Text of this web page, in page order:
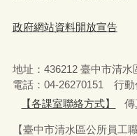
政府網站資料開放宣告
地址：436212 臺中市清
電話：04-26270151 行動
【各課室聯絡方式】
傳
【臺中市清水區公所員工